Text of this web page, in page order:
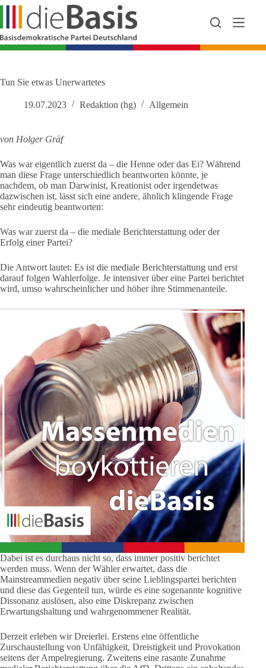
Zum
springen
Tun Sie etwas Unerwartetes
19.07.2023 Redaktion (hg) Allgemein
von Holger Gräf
Was war eigentlich zuerst da – die Henne oder das Ei? Während
man diese Frage unterschiedlich beantworten könnte, je
nachdem, ob man Darwinist, Kreationist oder irgendetwas
dazwischen ist, lässt sich eine andere, ähnlich klingende Frage
sehr eindeutig beantworten:
Was war zuerst da – die mediale Berichterstattung oder der
Erfolg einer Partei?
Die Antwort lautet: Es ist die mediale Berichterstattung und erst
darauf folgen Wahlerfolge. Je intensiver über eine Partei berichtet
wird, umso wahrscheinlicher und höher ihre Stimmenanteile.
Dabei ist es durchaus nicht so, dass immer positiv berichtet
werden muss. Wenn der Wähler erwartet, dass die
Mainstreammedien negativ über seine Lieblingspartei berichten
und diese das Gegenteil tun, würde es eine sogenannte kognitive
Dissonanz auslösen, also eine Diskrepanz zwischen
Erwartungshaltung und wahrgenommener Realität.
Derzeit erleben wir Dreierlei. Erstens eine öffentliche
Zurschaustellung von Unfähigkeit, Dreistigkeit und Provokation
seitens der Ampelregierung. Zweitens eine rasante Zunahme